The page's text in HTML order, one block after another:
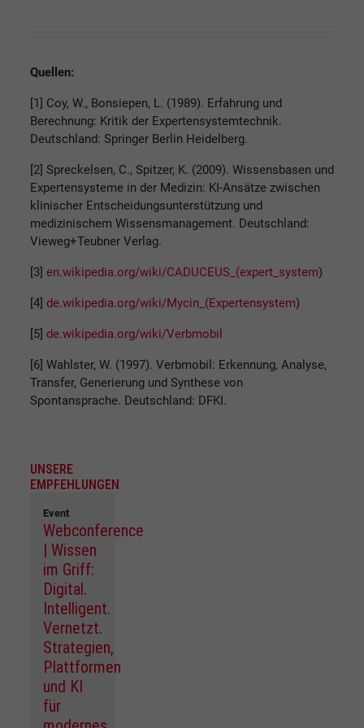
Quellen:
[1] Coy, W., Bonsiepen, L. (1989). Erfahrung und
Berechnung: Kritik der Expertensystemtechnik.
Deutschland: Springer Berlin Heidelberg.
[2] Spreckelsen, C., Spitzer, K. (2009). Wissensbasen und
Expertensysteme in der Medizin: KI-Ansätze zwischen
klinischer Entscheidungsunterstützung und
medizinischem Wissensmanagement. Deutschland:
Vieweg+Teubner Verlag.
[3] en.wikipedia.org/wiki/CADUCEUS_(expert_system)
[4] de.wikipedia.org/wiki/Mycin_(Expertensystem)
[5] de.wikipedia.org/wiki/Verbmobil
[6] Wahlster, W. (1997). Verbmobil: Erkennung, Analyse,
Transfer, Generierung und Synthese von
Spontansprache. Deutschland: DFKI.
UNSERE
EMPFEHLUNGEN
Event
Webconference
| Wissen
im Griff:
Digital.
Intelligent.
Vernetzt.
Strategien,
Plattformen
und KI
für